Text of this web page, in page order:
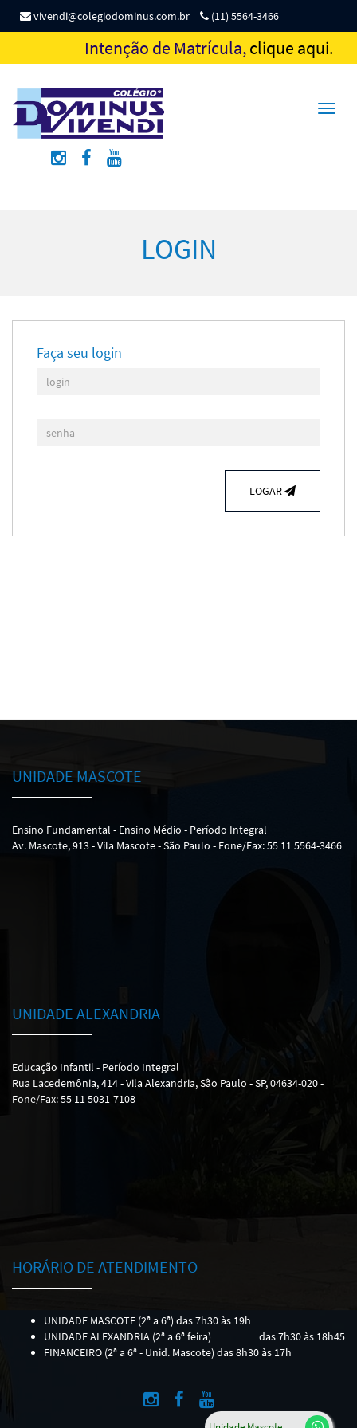
vivendi@colegiodominus.com.br (11) 5564-3466
Intenção de Matrícula,clique aqui.
Toggle
LOGIN
Faça seu login
LOGAR
UNIDADE MASCOTE
Ensino Fundamental - Ensino Médio - Período Integral
Av. Mascote, 913 - Vila Mascote - São Paulo - Fone/Fax: 55 11 5564-3466
UNIDADE ALEXANDRIA
Educação Infantil - Período Integral
Rua Lacedemônia, 414 - Vila Alexandria, São Paulo - SP, 04634-020 -
Fone/Fax: 55 11 5031-7108
HORÁRIO DE ATENDIMENTO
UNIDADE MASCOTE (2ª a 6ª) das 7h30 às 19h
UNIDADE ALEXANDRIA (2ª a 6ª feira)
das 7h30 às 18h45
FINANCEIRO (2ª a 6ª - Unid. Mascote) das 8h30 às 17h